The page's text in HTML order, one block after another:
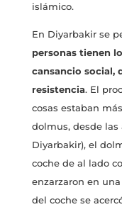
islámico.
En Diyarbakir se
personas tienen
cansancio social,
resistencia. El
cosas estaban
dolmus, desde las
Diyarbakir), el
coche de al lado
enzarzaron en
del coche se